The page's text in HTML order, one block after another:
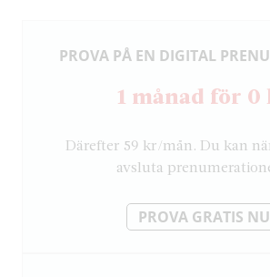
PROVA PÅ EN DIGITAL
1 månad för 0
Därefter 59 kr/mån. Du kan
avsluta
PROVA GRATIS NU